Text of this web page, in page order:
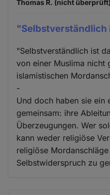
Thomas R. (nicht überprüft)
"Selbstverständlich
"Selbstverständlich ist
von einer Muslima nicht
islamistischen
-
Und doch haben sie ein
gemeinsam: ihre
Überzeugungen. Wer
kann weder religiöse
religiöse
Selbstwiderspruch zu